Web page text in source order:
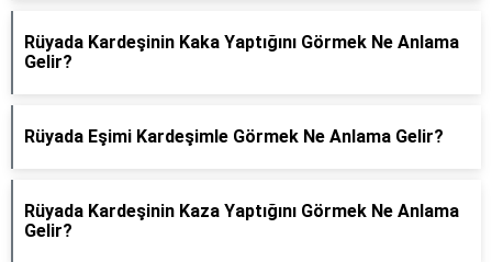
Rüyada Kardeşinin Kaka Yaptığını Görmek Ne Anlama
Gelir?
Rüyada Eşimi Kardeşimle Görmek Ne Anlama Gelir?
Rüyada Kardeşinin Kaza Yaptığını Görmek Ne Anlama
Gelir?